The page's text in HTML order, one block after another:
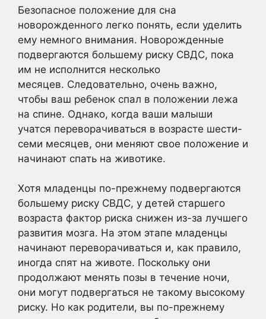
Безопасное положение для сна
новорожденного легко понять, если уделить
ему немного внимания. Новорожденные
подвергаются большему риску СВДС, пока
им не исполнится несколько
месяцев. Следовательно, очень важно,
чтобы ваш ребенок спал в положении лежа
на спине. Однако, когда ваши малыши
учатся переворачиваться в возрасте шести-
семи месяцев, они меняют свое положение и
начинают спать на животике.
Хотя младенцы по-прежнему подвергаются
большему риску СВДС, у детей старшего
возраста фактор риска снижен из-за лучшего
развития мозга. На этом этапе младенцы
начинают переворачиваться и, как правило,
иногда спят на животе. Поскольку они
продолжают менять позы в течение ночи,
они могут подвергаться не такому высокому
риску. Но как родители, вы по-прежнему